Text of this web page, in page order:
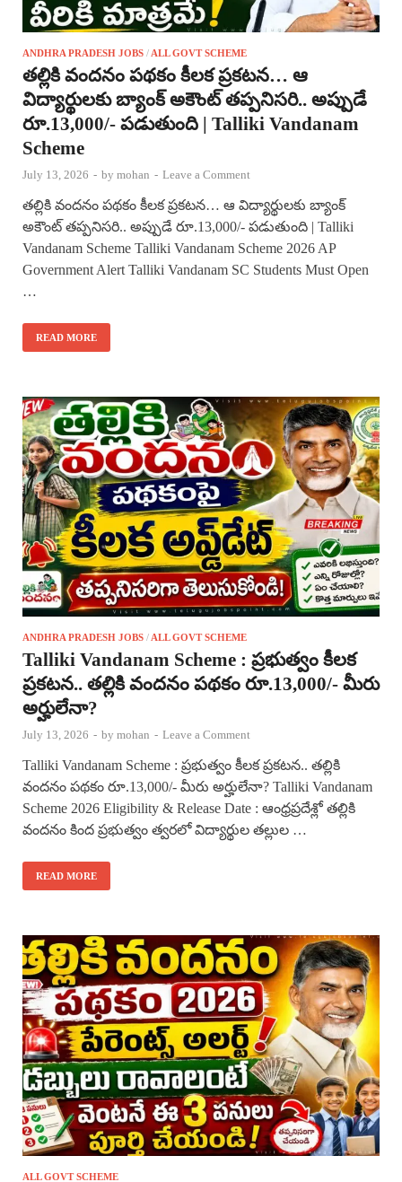
ANDHRA PRADESH JOBS / ALL GOVT SCHEME
తల్లికి వందనం పథకం కీలక ప్రకటన… ఆ
విద్యార్థులకు బ్యాంక్ అకౌంట్ తప్పనిసరి.. అప్పుడే
రూ.13,000/- పడుతుంది | Talliki Vandanam
Scheme
July 13, 2026 - by mohan - Leave a Comment
తల్లికి వందనం పథకం కీలక ప్రకటన… ఆ విద్యార్థులకు బ్యాంక్
అకౌంట్ తప్పనిసరి.. అప్పుడే రూ.13,000/- పడుతుంది | Talliki
Vandanam Scheme Talliki Vandanam Scheme 2026 AP
Government Alert Talliki Vandanam SC Students Must Open
…
READ MORE
ANDHRA PRADESH JOBS /ALL GOVT SCHEME
Talliki Vandanam Scheme : ప్రభుత్వం కీలక
ప్రకటన.. తల్లికి వందనం పథకం రూ.13,000/- మీరు
అర్హులేనా?
July 13, 2026 - by mohan - Leave a Comment
Talliki Vandanam Scheme : ప్రభుత్వం కీలక ప్రకటన.. తల్లికి
వందనం పథకం రూ.13,000/- మీరు అర్హులేనా? Talliki Vandanam
Scheme 2026 Eligibility & Release Date : ఆంధ్రప్రదేశ్లో తల్లికి
వందనం కింద ప్రభుత్వం త్వరలో విద్యార్థుల తల్లుల …
READ MORE
ALL GOVT SCHEME